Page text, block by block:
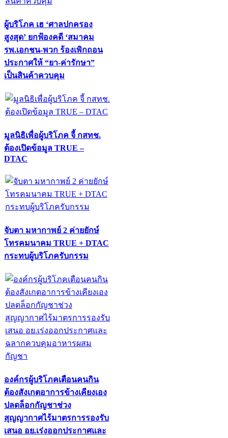
ผู้บริโภค เฮ ‘ศาลปกครอง
สูงสุด’ ยกฟ้องคดี ‘สมาคม
รพ.เอกชน-พวก ร้องเพิกถอน
ประกาศให้ “ยา-ค่ารักษา”
เป็นสินค้าควบคุม
มูลนิธิเพื่อผู้บริโภค จี้ กสทช.
ต้องเปิดข้อมูล TRUE –
DTAC
จับตา มหากาพย์ 2 ค่ายยักษ์
โทรคมนาคม TRUE + DTAC
กระทบผู้บริโภครับกรรม
องค์กรผู้บริโภคเตือนคนกิน
ต้องสังเกตอาการข้างเคียงเอง
ปลดล็อกกัญชาช่วง
สุญญากาศไร้มาตรการรองรับ
เสนอ อย.เร่งออกประกาศและ